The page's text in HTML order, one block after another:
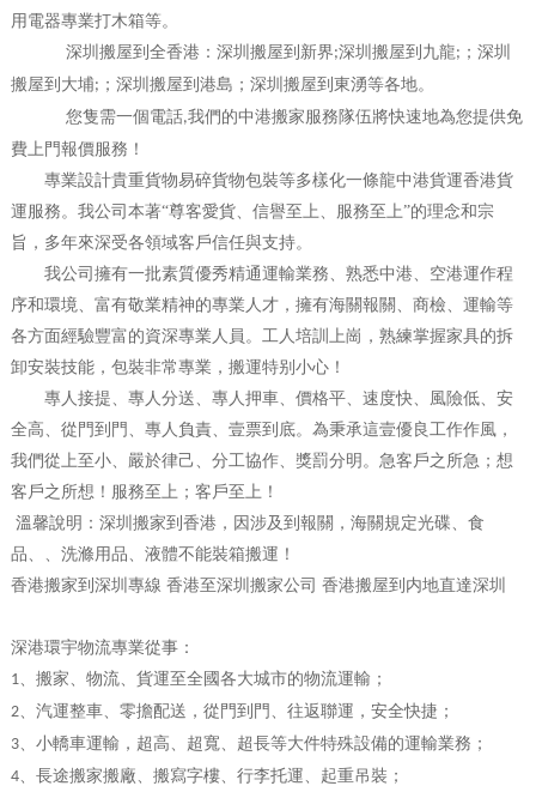
用電器專業打木箱等。
深圳搬屋到全香港：深圳搬屋到新界;深圳搬屋到九龍; ；深圳
搬屋到大埔; ；深圳搬屋到港島；深圳搬屋到東湧等各地。
您隻需一個電話,我們的中港搬家服務隊伍將快速地為您提供免
費上門報價服務！
專業設計貴重貨物易碎貨物包裝等多樣化一條龍中港貨運香港貨
運服務。我公司本著“尊客愛貨、信譽至上、服務至上”的理念和宗
旨，多年來深受各領域客戶信任與支持。
我公司擁有一批素質優秀精通運輸業務、熟悉中港、空港運作程
序和環境、富有敬業精神的專業人才，擁有海關報關、商檢、運輸等
各方面經驗豐富的資深專業人員。工人培訓上崗，熟練掌握家具的拆
卸安裝技能，包裝非常專業，搬運特别小心！
專人接提、專人分送、專人押車、價格平、速度快、風險低、安
全高、從門到門、專人負責、壹票到底。為秉承這壹優良工作作風，
我們從上至小、嚴於律己、分工協作、獎罰分明。急客戶之所急；想
客戶之所想！服務至上；客戶至上！
溫馨說明：深圳搬家到香港，因涉及到報關，海關規定光碟、食
品、、洗滌用品、液體不能裝箱搬運！
香港搬家到深圳專線 香港至深圳搬家公司 香港搬屋到内地直達深圳
深港環宇物流專業從事：
1、搬家、物流、貨運至全國各大城市的物流運輸；
2、汽運整車、零擔配送，從門到門、往返聯運，安全快捷；
3、小轎車運輸，超高、超寬、超長等大件特殊設備的運輸業務；
4、長途搬家搬廠、搬寫字樓、行李托運、起重吊裝；